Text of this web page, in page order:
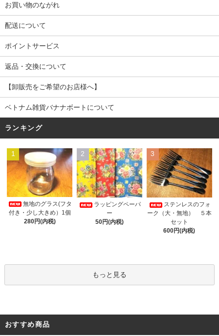
お買い物のながれ
配送について
ポイントサービス
返品・交換について
【卸販売をご希望のお店様へ】
ベトナム雑貨バナナボートについて
ランキング
1
無地のグラス(フタ
付き・少し大きめ）1個
280円(内税)
2
ラッピングペーパ
ー
50円(内税)
3
ステンレスのフォ
ーク（大・無地） ５本
セット
600円(内税)
もっと見る
おすすめ商品